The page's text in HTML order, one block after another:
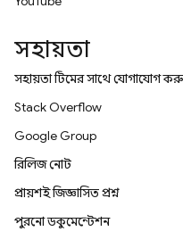
সহায়তা
সহায়তা টিমের সাথে যোগাযোগ
Stack Overflow
Google Group
রিলিজ নোট
প্রায়শই জিজ্ঞাসিত প্রশ্ন
পুরনো ডকুমেন্টেশন